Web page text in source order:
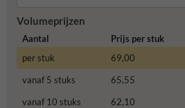
Volumeprijzen
Aantal Prijs per stuk
per stuk
69,00
vanaf 5 stuks
65,55
vanaf 10 stuks
62,10